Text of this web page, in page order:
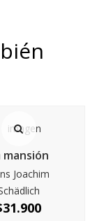
mansión
Joachim
31.900